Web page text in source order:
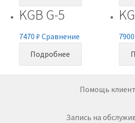
KGB G-5
7470 ₽ Сравнение
Подробнее
Помощь
Запись на